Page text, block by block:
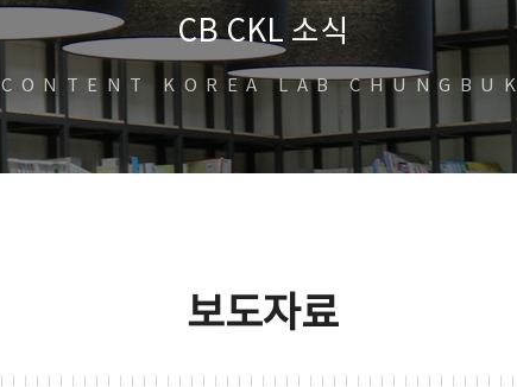
CB CKL 소식
CONTENT KOREA LAB CHUNGBUK
보도자료